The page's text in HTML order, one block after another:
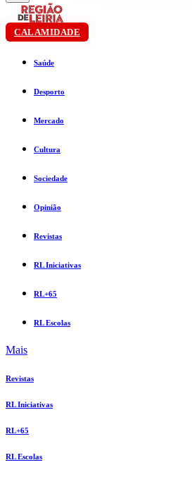
CALAMIDADE
Saúde
Desporto
Mercado
Cultura
Sociedade
Opinião
Revistas
RL Iniciativas
RL+65
RL Escolas
Mais
Revistas
RL Iniciativas
RL+65
RL Escolas